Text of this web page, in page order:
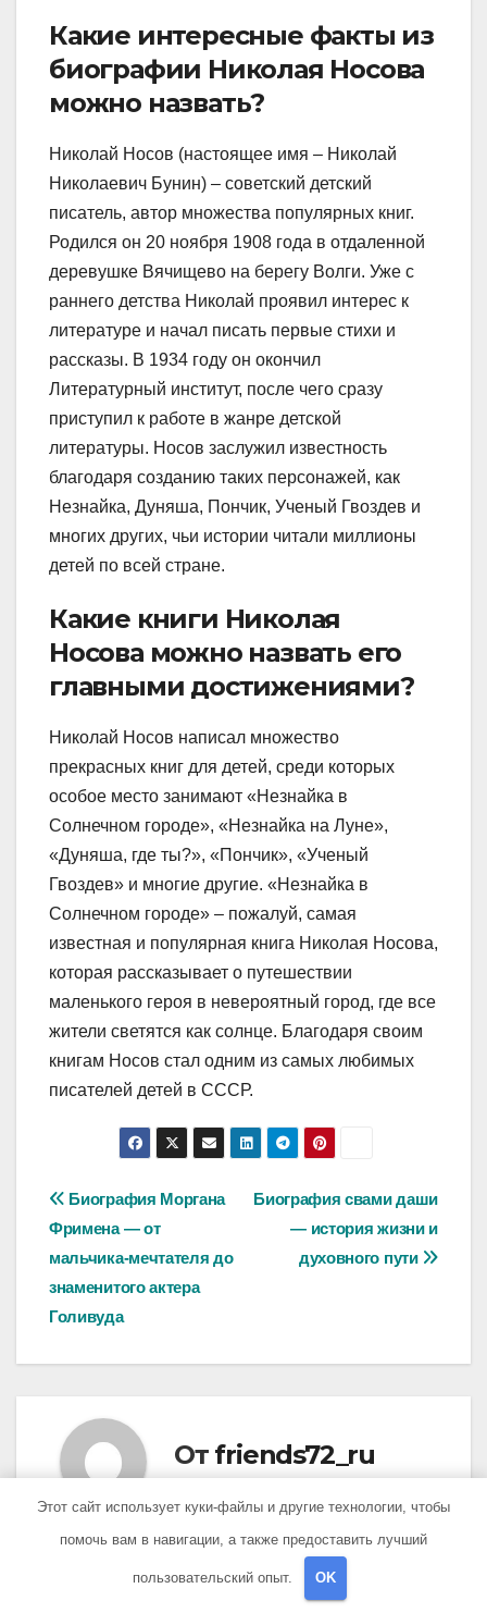
Какие интересные факты из
биографии Николая Носова
можно назвать?
Николай Носов (настоящее имя – Николай
Николаевич Бунин) – советский детский
писатель, автор множества популярных книг.
Родился он 20 ноября 1908 года в отдаленной
деревушке Вячищево на берегу Волги. Уже с
раннего детства Николай проявил интерес к
литературе и начал писать первые стихи и
рассказы. В 1934 году он окончил
Литературный институт, после чего сразу
приступил к работе в жанре детской
литературы. Носов заслужил известность
благодаря созданию таких персонажей, как
Незнайка, Дуняша, Пончик, Ученый Гвоздев и
многих других, чьи истории читали миллионы
детей по всей стране.
Какие книги Николая
Носова можно назвать его
главными достижениями?
Николай Носов написал множество
прекрасных книг для детей, среди которых
особое место занимают «Незнайка в
Солнечном городе», «Незнайка на Луне»,
«Дуняша, где ты?», «Пончик», «Ученый
Гвоздев» и многие другие. «Незнайка в
Солнечном городе» – пожалуй, самая
известная и популярная книга Николая Носова,
которая рассказывает о путешествии
маленького героя в невероятный город, где все
жители светятся как солнце. Благодаря своим
книгам Носов стал одним из самых любимых
писателей детей в СССР.
Навигация
по
записям
Биография свами даши
— история жизни и
духовного пути
Биография Моргана
Фримена — от
мальчика-мечтателя до
знаменитого актера
Голивуда
От friends72_ru
Этот сайт использует куки-файлы и другие технологии, чтобы
помочь вам в навигации, а также предоставить лучший
пользовательский опыт. OK